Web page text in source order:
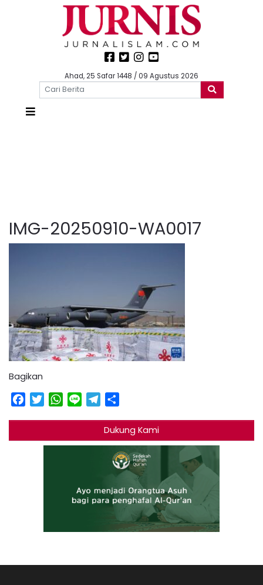
Ahad, 25 Safar 1448 / 09 Agustus 2026
IMG-20250910-WA0017
Bagikan
Facebook
TwitterWhatsApp
Line Telegram
Dukung Kami